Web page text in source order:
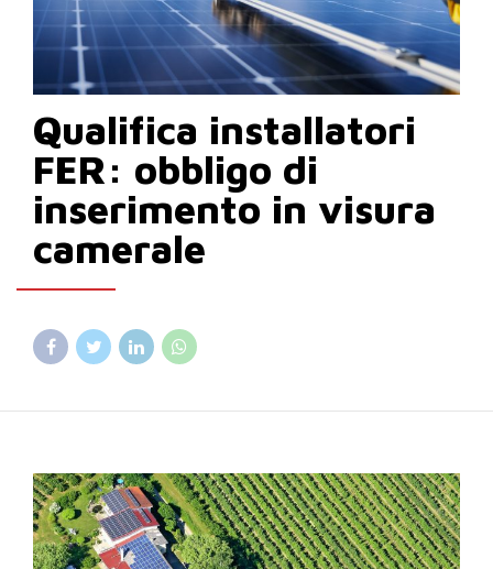
Qualifica installatori
FER: obbligo di
inserimento in visura
camerale